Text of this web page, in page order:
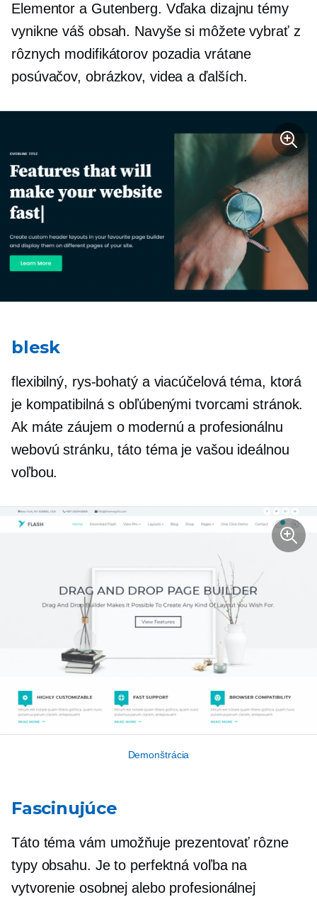
Elementor a Gutenberg. Vďaka dizajnu témy
vynikne váš obsah. Navyše si môžete vybrať z
rôznych modifikátorov pozadia vrátane
posúvačov, obrázkov, videa a ďalších.
blesk
flexibilný, rys-bohatýa viacúčelová téma, ktorá
je kompatibilná s obľúbenými tvorcami stránok.
Ak máte záujem o modernú a profesionálnu
webovú stránku, táto téma je vašou ideálnou
voľbou.
Demonštrácia
Fascinujúce
Táto téma vám umožňuje prezentovať rôzne
typy obsahu. Je to perfektná voľba na
vytvorenie osobnej alebo profesionálnej